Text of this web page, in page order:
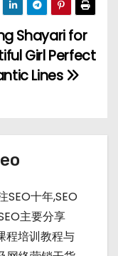
d
di
t
Shayari for
Girl Perfect
Lines
SEO十年,SEO
主要分享
程培训教程与